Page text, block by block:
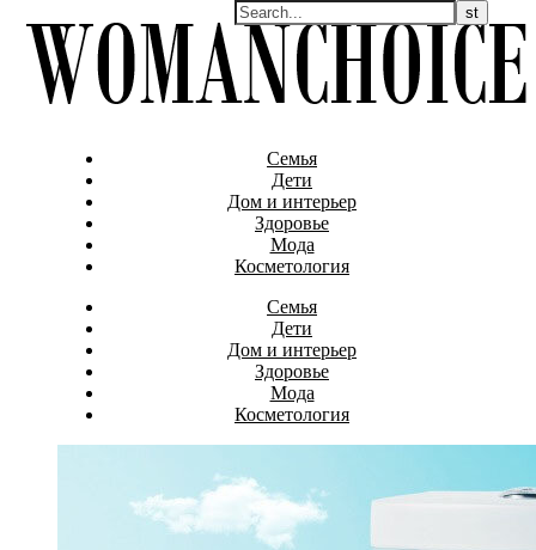
Семья
Дети
Дом и интерьер
Здоровье
Мода
Косметология
Семья
Дети
Дом и интерьер
Здоровье
Мода
Косметология